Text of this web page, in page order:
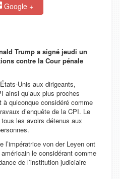
Google +
Trump a signé jeudi un
contre la Cour pénale
Unis aux dirigeants,
ainsi qu’aux plus proches
quiconque considéré comme
d’enquête de la CPI. Le
les avoirs détenus aux
l’impératrice von der Leyen ont
le considérant comme
de l’institution judiciaire